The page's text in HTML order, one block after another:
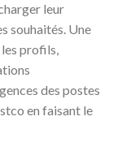
leur
souhaités. Une
profils,
des postes
en faisant le